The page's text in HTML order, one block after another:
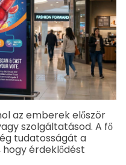
az emberek először
szolgáltatásod. A fő
tudatosságát a
érdeklődést